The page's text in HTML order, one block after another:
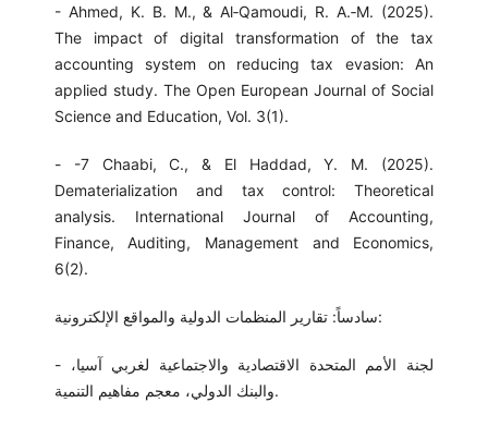
- Ahmed, K. B. M., & Al‑Qamoudi, R. A.‑M. (2025).
The impact of digital transformation of the tax
accounting system on reducing tax evasion: An
applied study. The Open European Journal of Social
Science and Education, Vol. 3(1).
- -7 Chaabi, C., & El Haddad, Y. M. (2025).
Dematerialization and tax control: Theoretical
analysis. International Journal of Accounting,
Finance, Auditing, Management and Economics,
6(2).
سادساً: تقارير المنظمات الدولية والمواقع الإلكترونية:
- لجنة الأمم المتحدة الاقتصادية والاجتماعية لغربي آسيا،
والبنك الدولي، معجم مفاهيم التنمية.